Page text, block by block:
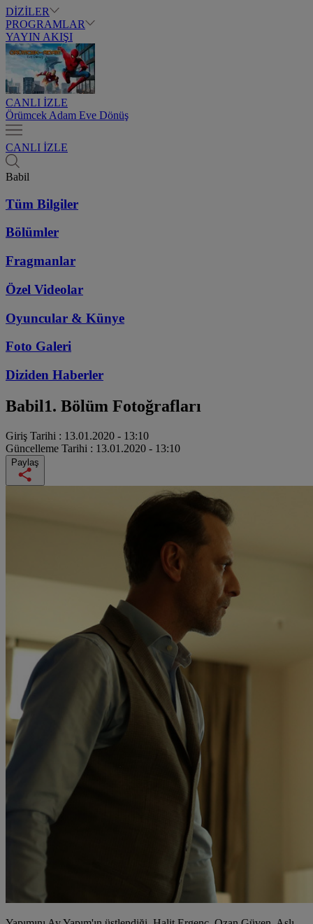
DİZİLER
PROGRAMLAR
YAYIN AKIŞI
CANLI İZLE
Örümcek Adam Eve Dönüş
CANLI İZLE
Babil
Tüm Bilgiler
Bölümler
Fragmanlar
Özel Videolar
Oyuncular & Künye
Foto Galeri
Diziden Haberler
Babil1. Bölüm Fotoğrafları
Giriş Tarihi : 13.01.2020 - 13:10
Güncelleme Tarihi : 13.01.2020 - 13:10
Paylaş